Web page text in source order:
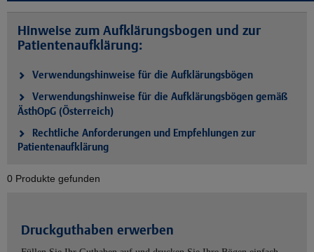
Hinweise zum Aufklärungsbogen und zur
Patientenaufklärung:
Verwendungshinweise für die Aufklärungsbögen
Verwendungshinweise für die Aufklärungsbögen gemäß
ÄsthOpG (Österreich)
Rechtliche Anforderungen und Empfehlungen zur
Patientenaufklärung
0 Produkte gefunden
Druckguthaben erwerben